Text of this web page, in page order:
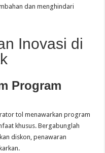
dan menghindari
Inovasi di
Program
tol menawarkan program
khusus. Bergabunglah
diskon, penawaran